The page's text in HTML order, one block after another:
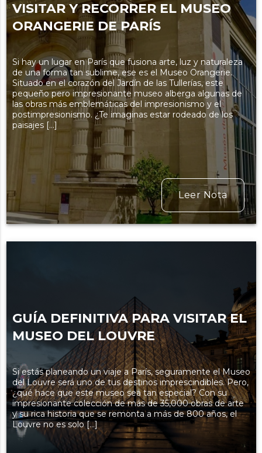
VISITAR Y RECORRER EL MUSEO
ORANGERIE DE PARÍS
Si hay un lugar en París que fusiona arte, luz y naturaleza
de una forma tan sublime, ese es el Museo Orangerie.
Situado en el corazón del Jardín de las Tullerías, este
pequeño pero impresionante museo alberga algunas de
las obras más emblemáticas del impresionismo y el
postimpresionismo. ¿Te imaginas estar rodeado de los
paisajes […]
Leer Nota
GUÍA DEFINITIVA PARA VISITAR EL
MUSEO DEL LOUVRE
Si estás planeando un viaje a París, seguramente el Museo
del Louvre será uno de tus destinos imprescindibles. Pero,
¿qué hace que este museo sea tan especial? Con su
impresionante colección de más de 35,000 obras de arte
y su rica historia que se remonta a más de 800 años, el
Louvre no es solo […]